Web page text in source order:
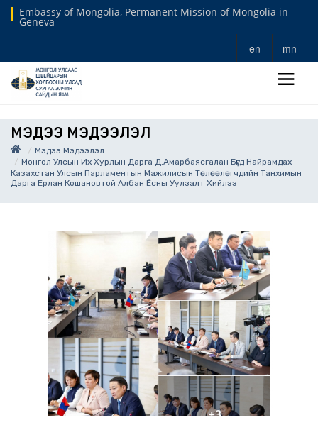
Embassy of Mongolia, Permanent Mission of Mongolia in
Geneva
en mn
МЭДЭЭ МЭДЭЭЛЭЛ
Мэдээ Мэдээлэл
Монгол Улсын Их Хурлын Дарга Д.Амарбаясгалан Бүгд Найрамдах
Казахстан Улсын Парламентын Мажилисын Төлөөлөгчдийн Танхимын
Дарга Ерлан Кошановтой Албан Ёсны Уулзалт Хийлээ